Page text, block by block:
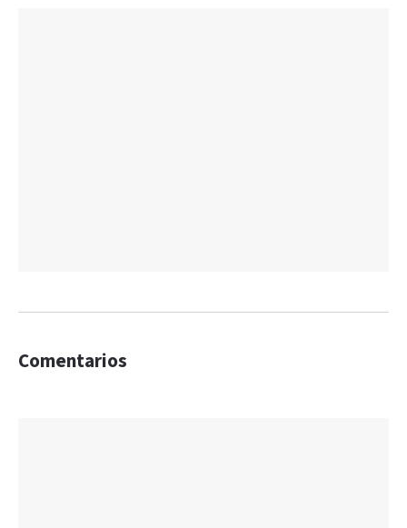
Comentarios